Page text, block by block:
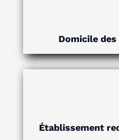
Domicile
Établissement